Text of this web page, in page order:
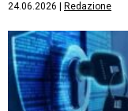
24.06.2026 Redazione